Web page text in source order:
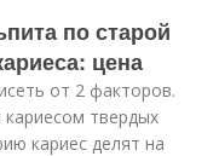
по старой
цена
от 2 факторов.
твердых
кариес делят на